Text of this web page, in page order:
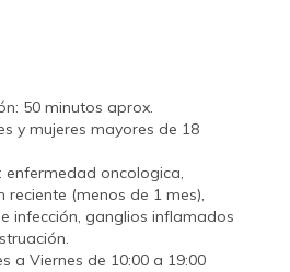
50 minutos aprox.
y mujeres mayores de 18
enfermedad oncologica,
(menos de 1 mes),
infección, ganglios inflamados
a Viernes de 10:00 a 19:00